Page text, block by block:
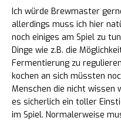
Ich würde Brewmaster
allerdings muss ich hier
noch einiges am Spiel zu
Dinge wie z.B. die
Fermentierung zu
kochen an sich müssten
Menschen die nicht
es sicherlich ein toller
im Spiel. Normalerweise